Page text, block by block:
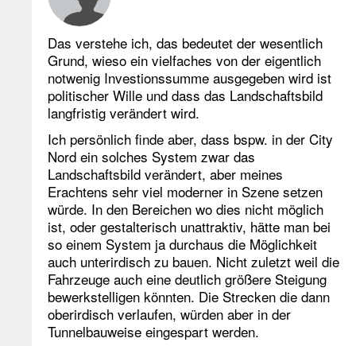
Das verstehe ich, das bedeutet der wesentlich
Grund, wieso ein vielfaches von der eigentlich
notwenig Investionssumme ausgegeben wird ist
politischer Wille und dass das Landschaftsbild
langfristig verändert wird.
Ich persönlich finde aber, dass bspw. in der City
Nord ein solches System zwar das
Landschaftsbild verändert, aber meines
Erachtens sehr viel moderner in Szene setzen
würde. In den Bereichen wo dies nicht möglich
ist, oder gestalterisch unattraktiv, hätte man bei
so einem System ja durchaus die Möglichkeit
auch unterirdisch zu bauen. Nicht zuletzt weil die
Fahrzeuge auch eine deutlich größere Steigung
bewerkstelligen könnten. Die Strecken die dann
oberirdisch verlaufen, würden aber in der
Tunnelbauweise eingespart werden.